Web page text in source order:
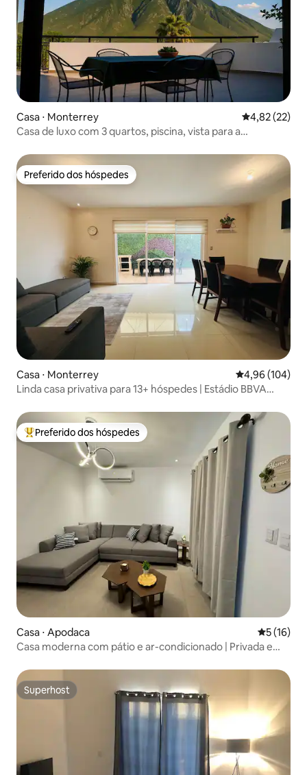
Casa ⋅ Monterrey 4,82 de uma
4,82 (22)
Casa de luxo com 3 quartos, piscina, vista para a
Preferido dos hóspedes
Preferido dos hóspedes
Casa ⋅ Monterrey 4,96 de uma
4,96 (104)
Linda casa privativa para 13+ hóspedes | Estádio BBVA
Entre os melhores preferidos dos hóspedes
Preferido dos hóspedes
Casa ⋅ Apodaca 5 de uma
5 (16)
Casa moderna com pátio e ar-condicionado | Privada e
Superhost
Superhost